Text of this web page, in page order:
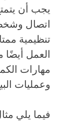
يجب أن
اتصال
تنظيمية
العمل أيضًا
مهارات
وعمليات
فيما يلي